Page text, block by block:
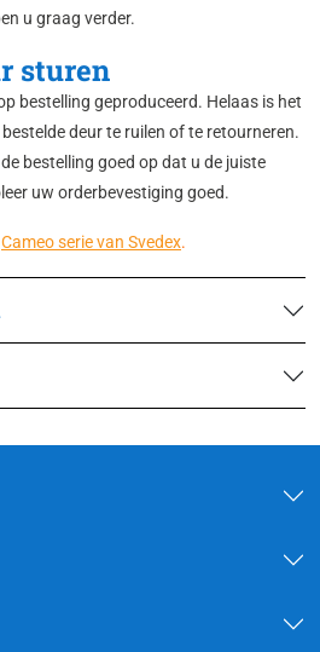
u graag verder.
sturen
bestelling geproduceerd. Helaas is het
deur te ruilen of te retourneren.
bestelling goed op dat u de juiste
uw orderbevestiging goed.
Cameo serie van Svedex.